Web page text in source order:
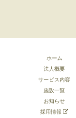
ホーム
法人概要
サービス内容
施設一覧
お知らせ
採用情報